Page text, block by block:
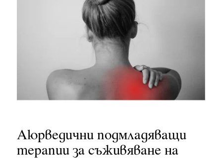
Аюрведични подмладяващи
терапии за съживяване на